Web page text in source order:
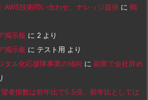
AWS技術問い合わせ、ナレッジ提供 に 鶴
掲示板 に 2 より
掲示板 に テスト用 より
タル化応援隊事業の傾向 に 副業で会社辞め
望者指数は前年比で5.5倍、前年比としては